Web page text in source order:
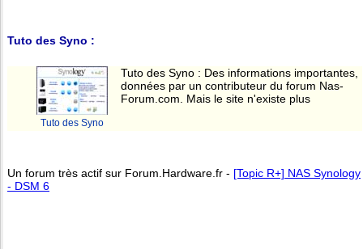
Tuto des Syno :
Tuto des Syno
Tuto des Syno : Des informations importantes,
données par un contributeur du forum Nas-
Forum.com. Mais le site n'existe plus
Un forum très actif sur Forum.Hardware.fr - [Topic R+] NAS Synology
- DSM 6